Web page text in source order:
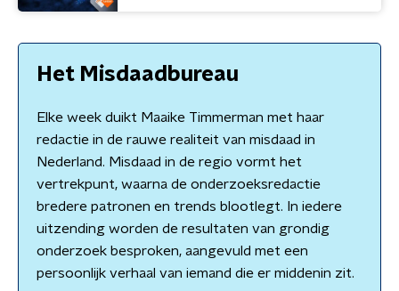
Het Misdaadbureau
Elke week duikt Maaike Timmerman met haar
redactie in de rauwe realiteit van misdaad in
Nederland. Misdaad in de regio vormt het
vertrekpunt, waarna de onderzoeksredactie
bredere patronen en trends blootlegt. In iedere
uitzending worden de resultaten van grondig
onderzoek besproken, aangevuld met een
persoonlijk verhaal van iemand die er middenin zit.